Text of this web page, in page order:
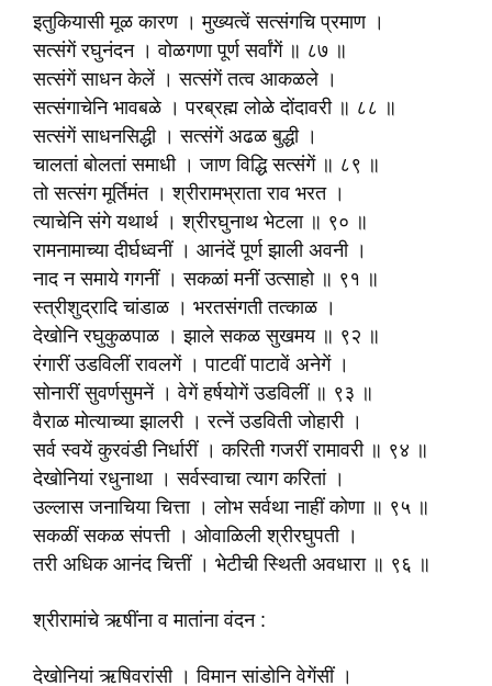
इतुकियासी मूळ कारण । मुख्यत्वें सत्संगचि प्रमाण ।
सत्संगें रघुनंदन । वोळगणा पूर्ण सर्वांगें ॥ ८७ ॥
सत्संगें साधन केलें । सत्संगें तत्व आकळले ।
सत्संगाचेनि भावबळे । परब्रह्म लोळे दोंदावरी ॥ ८८ ॥
सत्संगें साधनसिद्धी । सत्संगें अढळ बुद्धी ।
चालतां बोलतां समाधी । जाण विद्धि सत्संगें ॥ ८९ ॥
तो सत्संग मूर्तिमंत । श्रीरामभ्राता राव भरत ।
त्याचेनि संगे यथार्थ । श्रीरघुनाथ भेटला ॥ ९० ॥
रामनामाच्या दीर्घध्वनीं । आनंदें पूर्ण झाली अवनी ।
नाद न समाये गगनीं । सकळां मनीं उत्साहो ॥ ९१ ॥
स्त्रीशुद्रादि चांडाळ । भरतसंगती तत्काळ ।
देखोनि रघुकुळपाळ । झाले सकळ सुखमय ॥ ९२ ॥
रंगारीं उडविलीं रावलगें । पाटवीं पाटावें अनेगें ।
सोनारीं सुवर्णसुमनें । वेगें हर्षयोगें उडविलीं ॥ ९३ ॥
वैराळ मोत्याच्या झालरी । रत्नें उडविती जोहारी ।
सर्व स्वयें कुरवंडी निर्धारीं । करिती गजरीं रामावरी ॥ ९४ ॥
देखोनियां रधुनाथा । सर्वस्वाचा त्याग करितां ।
उल्लास जनाचिया चित्ता । लोभ सर्वथा नाहीं कोणा ॥ ९५ ॥
सकळीं सकळ संपत्ती । ओवाळिली श्रीरघुपती ।
तरी अधिक आनंद चित्तीं । भेटीची स्थिती अवधारा ॥ ९६ ॥
श्रीरामांचे ऋषींना व मातांना वंदन :
देखोनियां ऋषिवरांसी । विमान सांडोनि वेगेंसीं ।